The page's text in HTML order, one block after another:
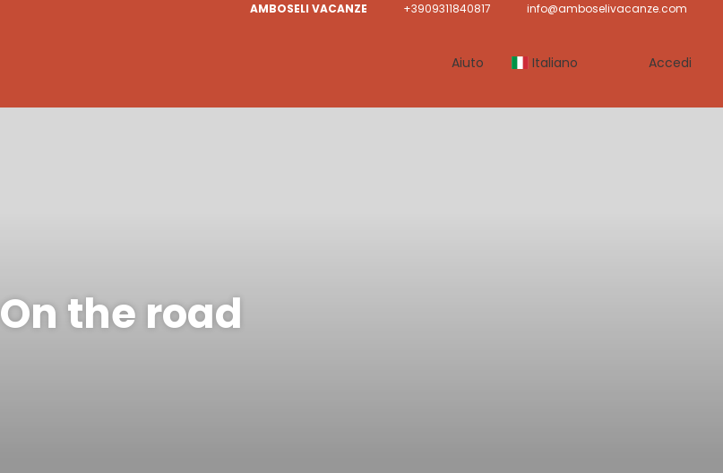
AMBOSELI VACANZE +3909311840817 info@amboselivacanze.com
Aiuto Italiano Accedi
On the road